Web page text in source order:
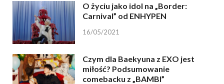
O życiu jako idol na „Border:
Carnival” od ENHYPEN
16/05/2021
Czym dla Baekyuna z EXO jest
miłość? Podsumowanie
comebacku z „BAMBI”